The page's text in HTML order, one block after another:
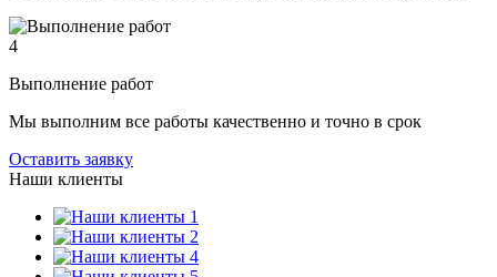
4
Выполнение работ
Мы выполним все работы качественно и точно в срок
Оставить заявку
Наши клиенты